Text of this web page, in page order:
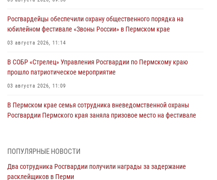
Росгвардейцы обеспечили охрану общественного порядка на
юбилейном фестивале «Звоны России» в Пермском крае
03 августа 2026, 11:14
В СОБР «Стрелец» Управления Росгвардии по Пермскому краю
прошло патриотическое мероприятие
03 августа 2026, 11:09
В Пермском крае семья сотрудника вневедомственной охраны
Росгвардии Пермского края заняла призовое место на фестивале
юных спортсменов
ПОПУЛЯРНЫЕ НОВОСТИ
Два сотрудника Росгвардии получили награды за задержание
расклейщиков в Перми